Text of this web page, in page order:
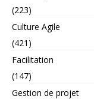
(223)
Culture Agile
(421)
Facilitation
(147)
Gestion de projet